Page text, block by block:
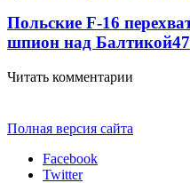
Польские F-16
шпион над Балтикой
Читать комментарии
Полная версия сайта
Facebook
Twitter